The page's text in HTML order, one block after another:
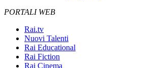
PORTALI WEB
Rai.tv
Nuovi Talenti
Rai Educational
Rai Fiction
Rai Cinema